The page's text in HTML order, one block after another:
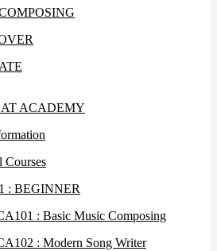
ACADEMY
Courses
: BEGINNER
: Basic Music Composing
: Modern Song Writer